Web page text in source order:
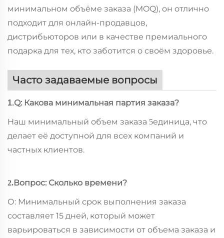
минимальном объёме заказа (MOQ), он отлично
подходит для онлайн-продавцов,
дистрибьюторов или в качестве премиального
подарка для тех, кто заботится о своём здоровье.
Часто задаваемые вопросы
1.Q: Какова минимальная партия заказа?
Наш минимальный объем заказа 5единица, что
делает её доступной для всех компаний и
частных клиентов.
2.Вопрос: Сколько времени?
О: Минимальный срок выполнения заказа
составляет 15 дней, который может
варьироваться в зависимости от объема заказа и